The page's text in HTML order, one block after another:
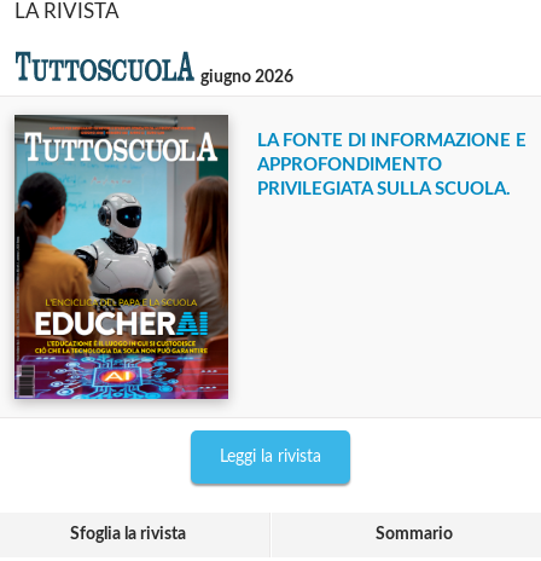
LA RIVISTA
giugno 2026
LA FONTE DI INFORMAZIONE E
APPROFONDIMENTO
PRIVILEGIATA SULLA SCUOLA.
Leggi la rivista
Sfoglia la rivista Sommario